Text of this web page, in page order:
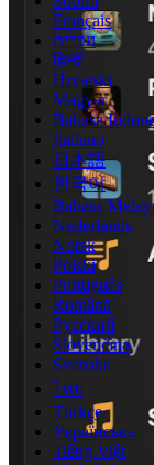
Français
עברית
हिन्दी
Hrvatski
Magyar
Bahasa
Italiano
日本語
한국어
Bahasa
Nederlands
Norsk
Polski
Português
Română
Русский
Slovenčina
Svenska
ไทย
Türkçe
Українська
Tiếng Việt